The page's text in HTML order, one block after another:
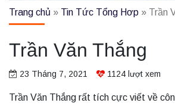
Trang chủ » Tin Tức Tổng Hơp » Trần
Trần Văn Thắng
23 Tháng 7, 2021 1124 lượt xem
Trần Văn Thắng rất tích cực viết về